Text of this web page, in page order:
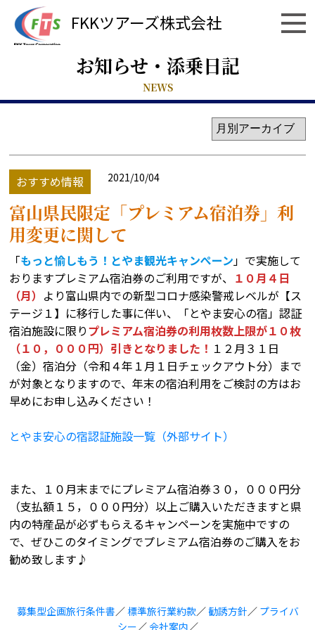
FKKツアーズ株式会社
お知らせ・添乗日記
NEWS
おすすめ情報 2021/10/04
富山県民限定「プレミアム宿泊券」利
用変更に関して
「もっと愉しもう！とやま観光キャンぺーン」で実施して
おりますプレミアム宿泊券のご利用ですが、 １０月４日
（月） より富山県内での新型コロナ感染警戒レベルが【ス
テージ１】に移行した事に伴い、「とやま安心の宿」認証
宿泊施設に限りプレミアム宿泊券の利用枚数上限が１０枚
（１０，０００円）引きとなりました！ １２月３１日
（金）宿泊分（令和４年１月１日チェックアウト分）まで
が対象となりますので、年末の宿泊利用をご検討の方はお
早めにお申し込みください！
とやま安心の宿認証施設一覧（外部サイト）
また、１０月末までにプレミアム宿泊券３０，０００円分
（支払額１５，０００円分）以上ご購入いただきますと県
内の特産品が必ずもらえるキャンペーンを実施中ですの
で、ぜひこのタイミングでプレミアム宿泊券のご購入をお
勧め致します♪
募集型企画旅行条件書／標準旅行業約款／勧誘方針／ プライバ
シー／会社案内／